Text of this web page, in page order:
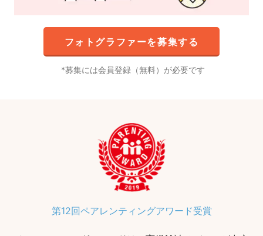
フォトグラファーを募集する
募集には会員登録（無料）が必要です
第12回ペアレンティングアワード受賞